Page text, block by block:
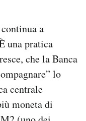
a
una pratica
che la Banca
lo
centrale
moneta di